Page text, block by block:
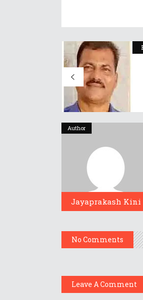
Author
Jayaprakash Kini
No Comments
Leave A Comment